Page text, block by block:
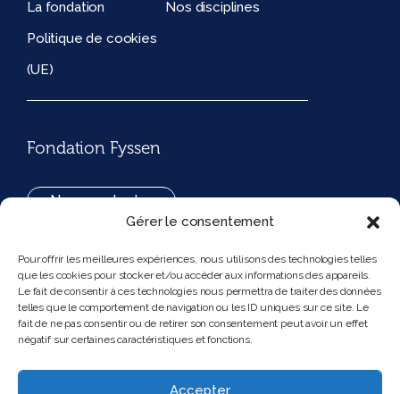
Gérer le consentement
Pour offrir les meilleures expériences, nous utilisons des technologies telles
que les cookies pour stocker et/ou accéder aux informations des appareils.
Le fait de consentir à ces technologies nous permettra de traiter des données
telles que le comportement de navigation ou les ID uniques sur ce site. Le
fait de ne pas consentir ou de retirer son consentement peut avoir un effet
négatif sur certaines caractéristiques et fonctions.
Accepter
La fondation
Nos disciplines
Politique de cookies
(UE)
Fondation Fyssen
Nous contacter
194, rue de Rivoli 75001 Paris France
Nous suivre